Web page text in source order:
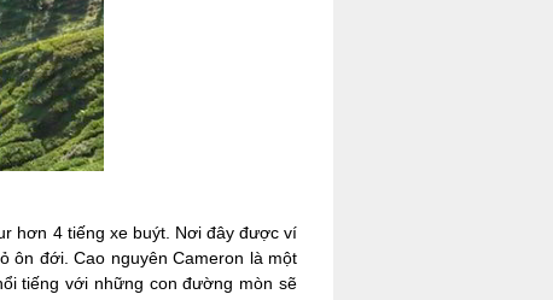
hơn 4 tiếng xe buýt. Nơi đây được ví
ôn đới. Cao nguyên Cameron là một
tiếng với những con đường mòn sẽ